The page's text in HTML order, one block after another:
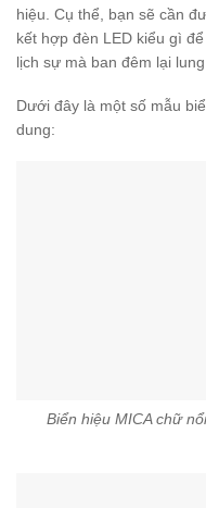
hiệu. Cụ thể, bạn sẽ cần
kết hợp đèn LED kiểu gì
lịch sự mà ban đêm lại
Dưới đây là một số mẫu
dung:
Biển hiệu MICA chữ